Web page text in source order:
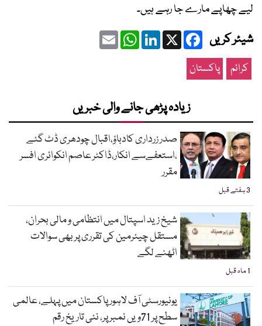
لیے چھاپے مارے جا رہے ہیں۔
شیئر کریں Facebook
X
LinkedIn
WhatsApp
Email
کرائم پاکستان
زیادہ پڑھی جانے والی خبریں
3 ہفتے قبل
صدر زرداری کادباؤ،اقبال چودھری ڈٹ گئے
،استعفےسے انکار،ڈاکٹر عاصم انکوائری افسر
مقرر
1 ماہ قبل
شیخ زید اسپتال میں انتظامی و مالی بحران،
مستقل چیئرمین کی تقرری پر بھی سوالات
اٹھنے لگے
یونیورسٹی آف لاہور پاکستان میں پہلے، عالمی
سطح پر 71ویں نمبر پر، نئی تاریخ رقم